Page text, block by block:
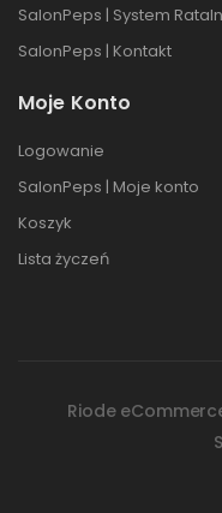
SalonPeps | System
SalonPeps | Kontakt
Moje Konto
Logowanie
SalonPeps | Moje konto
Koszyk
Lista życzeń
Riode